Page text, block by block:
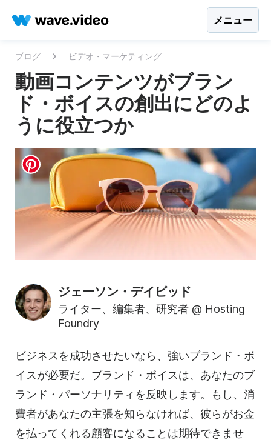
メニュー
ブログ ビデオ・マーケティング
動画コンテンツがブラン
ド・ボイスの創出にどのよ
うに役立つか
ジェーソン・デイビッド
ライター、編集者、研究者 @ Hosting
Foundry
ビジネスを成功させたいなら、強いブランド・ボ
イスが必要だ。ブランド・ボイスは、あなたのブ
ランド・パーソナリティを反映します。もし、消
費者があなたの主張を知らなければ、彼らがお金
を払ってくれる顧客になることは期待できませ